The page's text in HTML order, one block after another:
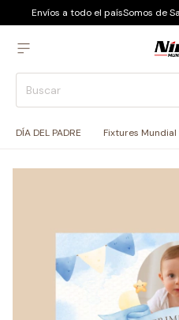
Envíos a todo el paísSomos de
DÍA DEL PADRE Fixtures